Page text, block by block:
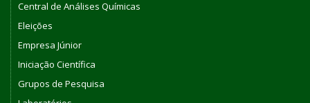
Central de Análises Químicas
Eleições
Empresa Júnior
Iniciação Científica
Grupos de Pesquisa